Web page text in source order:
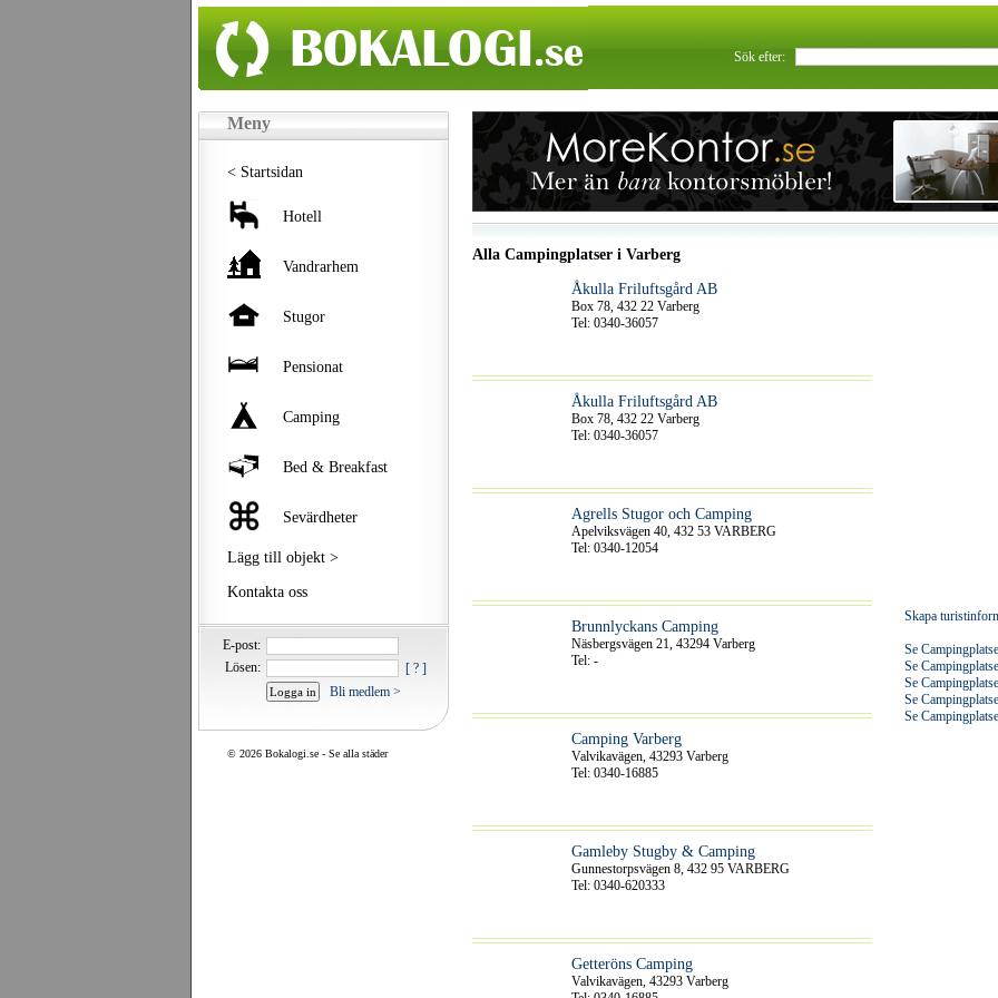
Sök efter:
Meny
< Startsidan
Hotell
Vandrarhem
Stugor
Pensionat
Camping
Bed & Breakfast
Sevärdheter
Lägg till objekt >
Kontakta oss
E-post:
Lösen:
[ ? ]
Bli medlem >
© 2026 Bokalogi.se - Se alla städer
Alla Campingplatser i Varberg
Åkulla Friluftsgård AB
Box 78, 432 22 Varberg
Tel: 0340-36057
Åkulla Friluftsgård AB
Box 78, 432 22 Varberg
Tel: 0340-36057
Agrells Stugor och Camping
Apelviksvägen 40, 432 53 VARBERG
Tel: 0340-12054
Brunnlyckans Camping
Näsbergsvägen 21, 43294 Varberg
Tel: -
Camping Varberg
Valvikavägen, 43293 Varberg
Tel: 0340-16885
Gamleby Stugby & Camping
Gunnestorpsvägen 8, 432 95 VARBERG
Tel: 0340-620333
Getteröns Camping
Valvikavägen, 43293 Varberg
Skapa
Se
Se
Se
Se
Se